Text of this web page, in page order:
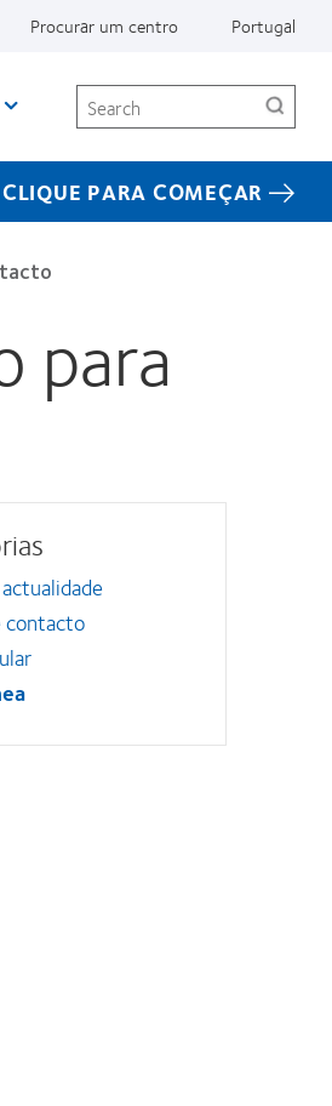
Procurar um centro Portugal
Search
CLIQUE PARA COMEÇAR
para
contacto